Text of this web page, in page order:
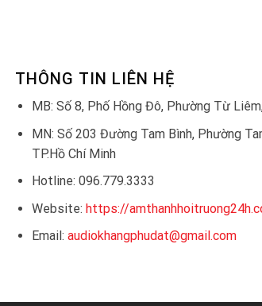
THÔNG TIN LIÊN HỆ
MB: Số 8, Phố Hồng Đô, Phường Từ
MN: Số 203 Đường Tam Bình, Phường
TP.Hồ Chí Minh
Hotline: 096.779.3333
Website: https://
Email: audiokhangphudat@gmail.com